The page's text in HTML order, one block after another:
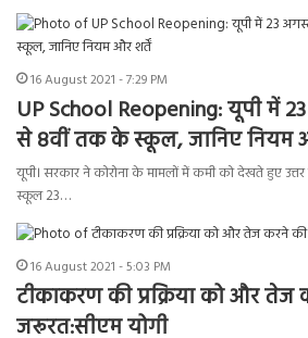
16 August 2021 - 7:29 PM
UP School Reopening: यूपी में
से 8वीं तक के स्कूल, जानिए नियम
यूपी। सरकार ने कोरोना के मामलों में कमी को देखते हुए उत्तर
स्कूल 23…
16 August 2021 - 5:03 PM
टीकाकरण की प्रक्रिया को और तेज
जरूरत:सीएम योगी